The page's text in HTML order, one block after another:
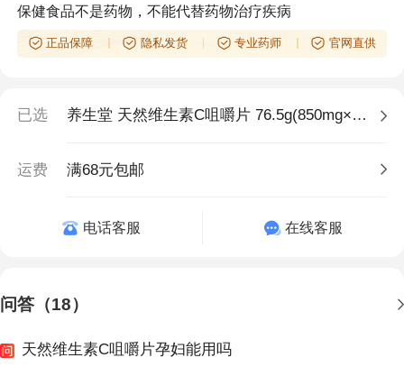
保健食品不是药物，不能代替药物治疗疾病
正品保障 隐私发货 专业药师 官网直供
已选 养生堂 天然维生素C咀嚼片 76.5g(850mg×90片)
运费 满68元包邮
电话客服 在线客服
问答（18）
天然维生素C咀嚼片孕妇能用吗